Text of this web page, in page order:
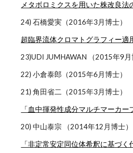
メタボロミクスを用いた株改良
24) 石橋愛実（2016年3月博士）
超臨界流体クロマトグラフィー
23)UDI JUMHAWAN （2015年9月
22) 小倉泰郎（2015年6月博士）
21) 角田省二（2015年3月博士）
「血中揮発性成分マルチマーカ
20) 中山泰宗 （2014年12月博士）
「非定常安定同位体希釈に基づ